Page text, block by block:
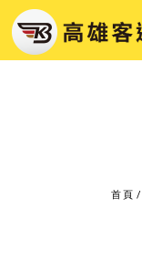
首頁 /